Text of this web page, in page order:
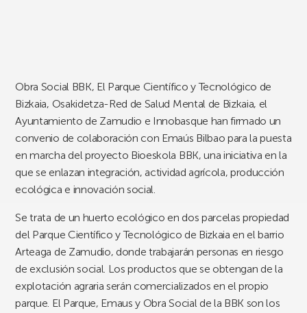
Obra Social BBK, El Parque Científico y Tecnológico de
Bizkaia, Osakidetza-Red de Salud Mental de Bizkaia, el
Ayuntamiento de Zamudio e Innobasque han firmado un
convenio de colaboración con Emaús Bilbao para la puesta
en marcha del proyecto Bioeskola BBK, una iniciativa en la
que se enlazan integración, actividad agrícola, producción
ecológica e innovación social.
Se trata de un huerto ecológico en dos parcelas propiedad
del Parque Científico y Tecnológico de Bizkaia en el barrio
Arteaga de Zamudio, donde trabajarán personas en riesgo
de exclusión social. Los productos que se obtengan de la
explotación agraria serán comercializados en el propio
parque. El Parque, Emaus y Obra Social de la BBK son los